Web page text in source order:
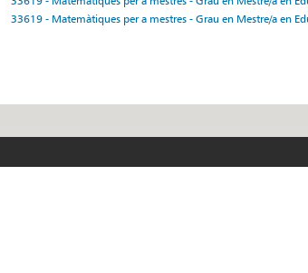
33619 - Matemàtiques per a mestres - Grau en Mestre/a en